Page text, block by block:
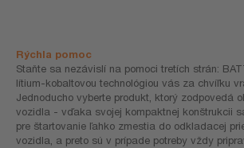
Rýchla pomoc
Staňte sa nezávislí na pomoci tretích strán:
lítium-kobaltovou technológiou vás za chvíľku
Jednoducho vyberte produkt, ktorý zodpovedá
vozidla - vďaka svojej kompaktnej konštrukcii
pre štartovanie ľahko zmestia do odkladacej
vozidla, a preto sú v prípade potreby vždy